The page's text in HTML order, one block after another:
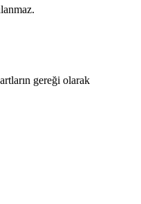
gereği olarak